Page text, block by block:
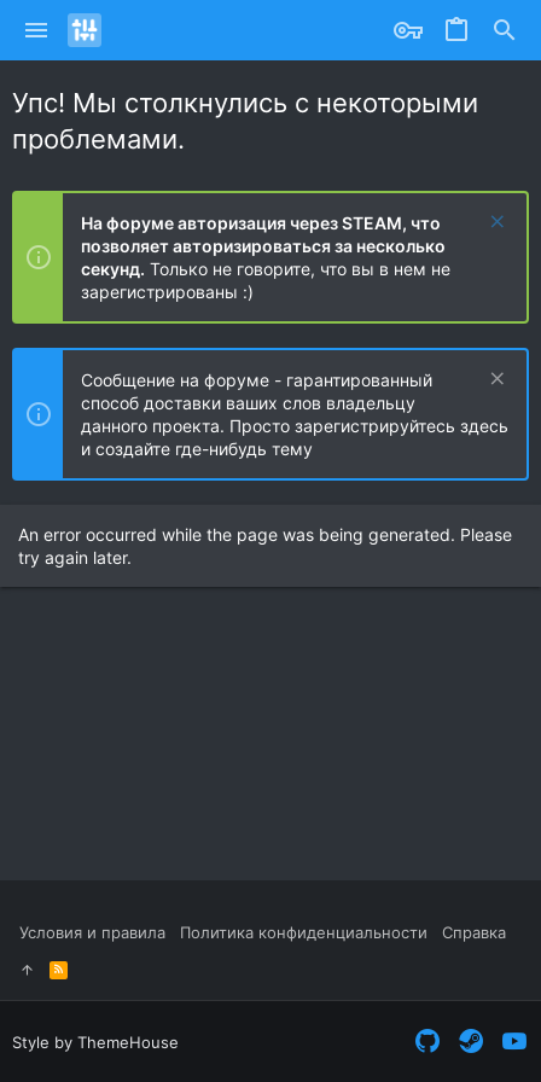
Упс! Мы столкнулись с некоторыми
проблемами.
На форуме авторизация через STEAM, что
позволяет авторизироваться за несколько
секунд. Только не говорите, что вы в нем не
зарегистрированы :)
Сообщение на форуме - гарантированный
способ доставки ваших слов владельцу
данного проекта. Просто зарегистрируйтесь здесь
и создайте где-нибудь тему
An error occurred while the page was being generated. Please
try again later.
Условия и правила Политика конфиденциальности Справка
R
S
S
Style by ThemeHouse